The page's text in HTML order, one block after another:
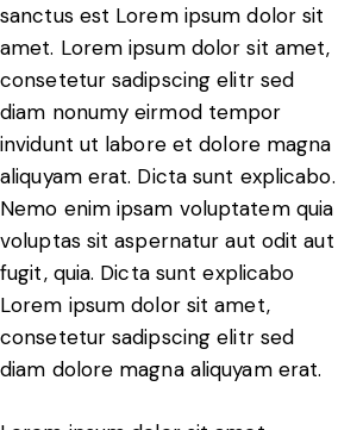
sanctus est Lorem ipsum dolor sit
amet. Lorem ipsum dolor sit amet,
consetetur sadipscing elitr sed
diam nonumy eirmod tempor
invidunt ut labore et dolore magna
aliquyam erat. Dicta sunt explicabo.
Nemo enim ipsam voluptatem quia
voluptas sit aspernatur aut odit aut
fugit, quia. Dicta sunt explicabo
Lorem ipsum dolor sit amet,
consetetur sadipscing elitr sed
diam dolore magna aliquyam erat.